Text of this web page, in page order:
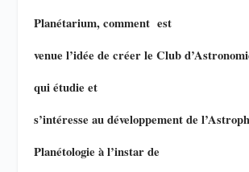
Planétarium, comment est
venue l’idée de créer le Club
qui étudie et
s’intéresse au développement de
Planétologie à l’instar de